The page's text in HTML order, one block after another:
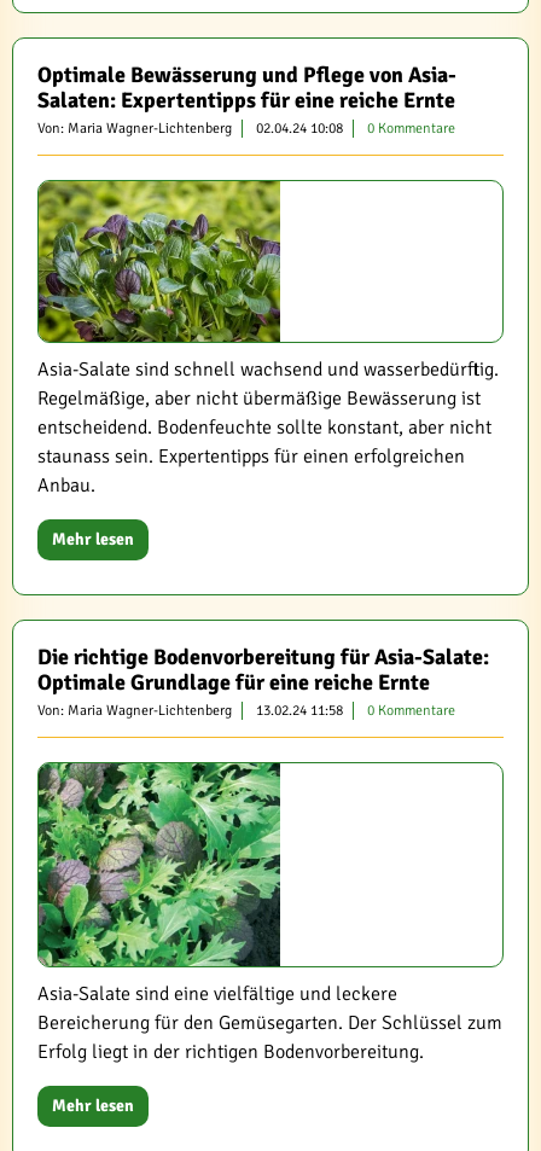
Optimale Bewässerung und Pflege von Asia-
Salaten: Expertentipps für eine reiche Ernte
Von: Maria Wagner-Lichtenberg 02.04.24 10:08 0 Kommentare
Asia-Salate sind schnell wachsend und wasserbedürftig.
Regelmäßige, aber nicht übermäßige Bewässerung ist
entscheidend. Bodenfeuchte sollte konstant, aber nicht
staunass sein. Expertentipps für einen erfolgreichen
Anbau.
Mehr lesen
Die richtige Bodenvorbereitung für Asia-Salate:
Optimale Grundlage für eine reiche Ernte
Von: Maria Wagner-Lichtenberg 13.02.24 11:58 0 Kommentare
Asia-Salate sind eine vielfältige und leckere
Bereicherung für den Gemüsegarten. Der Schlüssel zum
Erfolg liegt in der richtigen Bodenvorbereitung.
Mehr lesen